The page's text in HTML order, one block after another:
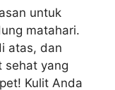
untuk
matahari.
atas, dan
sehat yang
Kulit Anda